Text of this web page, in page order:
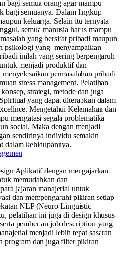
bagi semua orang agar mampu
bagi semuanya. Dalam lingkup
keluarga. Selain itu ternyata
semua manusia harus mampu
yang bersifat pribadi maupun
psikologi yang menyampaikan
inilah yang sering berpengaruh
menjadi produktif dan
permasalahan pribadi
stress management. Pelatihan
strategi, metode dan juga
yang dapat diterapkan dalam
Mengetahui Kelemahan dan
mengatasi segala problematika
social. Maka dengan menjadi
sendirinya individu semakin
dalam kehidupannya.
Aplikatif dengan mengajarkan
memudahkan dan
jajaran manajerial untuk
dan mempengaruhi pikiran setiap
NLP (Neuro-Linguistic
pelatihan ini juga di design khusus
pemberian job description yang
menjadi lebih tepat sasaran
program dan juga filter pikiran